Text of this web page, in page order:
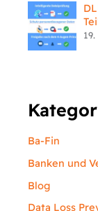
Ba-Fin
Banken und
Blog
Data Loss